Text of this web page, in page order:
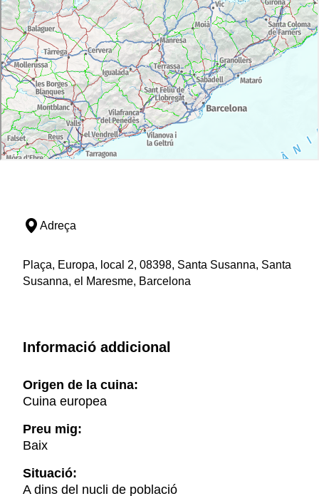
Adreça
Plaça, Europa, local 2, 08398, Santa Susanna, Santa
Susanna, el Maresme, Barcelona
Informació addicional
Origen de la cuina:
Cuina europea
Preu mig:
Baix
Situació:
A dins del nucli de població